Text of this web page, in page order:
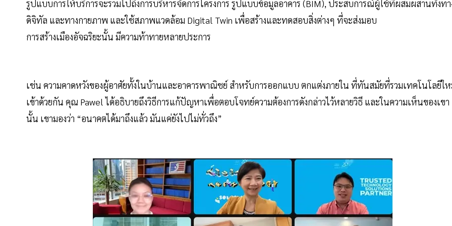
รูปแบบการให้บริการจะรวมไปถึงการบริหารจัดการโครงการ รูปแบบข้อมูลอาคาร (BIM), ประสบการณ์ผู้ใช้ที่ผสมผสานทั้งทา
ดิจิทัล และทางกายภาพ และใช้สภาพแวดล้อม Digital Twin เพื่อสร้างและทดสอบสิ่งต่างๆ ที่จะส่งมอบ
การสร้างเมืองอัจฉริยะนั้น มีความท้าทายหลายประการ
เช่น ความคาดหวังของผู้อาศัยทั้งในบ้านและอาคารพาณิชย์ สำหรับการออกแบบ ตกแต่งภายใน ที่ทันสมัยที่รวมเทคโนโลยีใ
เข้าด้วยกัน คุณ Pawel ได้อธิบายถึงวิธีการแก้ปัญหาเพื่อตอบโจทย์ความต้องการดังกล่าวไว้หลายวิธี และในความเห็นของเขา
นั้น เขามองว่า “อนาคตได้มาถึงแล้ว มันแค่ยังไปไม่ทั่วถึง”